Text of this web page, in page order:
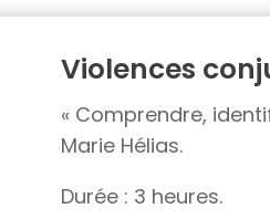
Violences
« Comprendre,
Marie Hélias.
Durée : 3 heures.